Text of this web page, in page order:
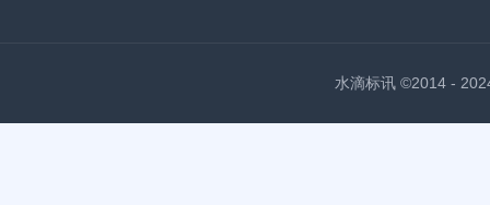
水滴标讯 ©2014 -